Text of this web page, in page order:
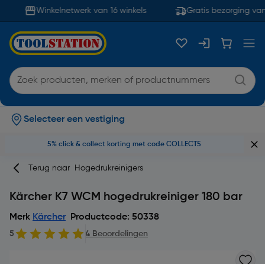
Winkelnetwerk van 16 winkels Gratis bezorging
Selecteer een vestiging
5% click & collect korting met code COLLECT5
Terug naar Hogedrukreinigers
Kärcher K7 WCM hogedrukreiniger 180 bar
Merk Kärcher Productcode: 50338
5 4 Beoordelingen